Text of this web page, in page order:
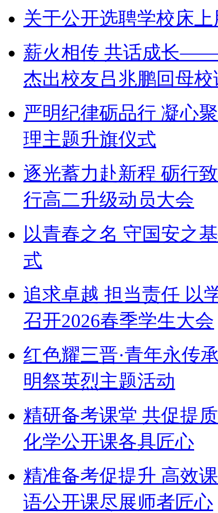
关于公开选聘学校床
薪火相传 共话成长——
杰出校友吕兆鹏回母校
严明纪律砺品行 凝心
理主题升旗仪式
逐光蓄力赴新程 砺行
行高二升级动员大会
以青春之名 守国安之
式
追求卓越 担当责任
召开2026春季学生大会
红色耀三晋·青年永
明祭英烈主题活动
精研备考课堂 共促提
化学公开课各具匠心
精准备考促提升 高效
语公开课尽展师者匠心